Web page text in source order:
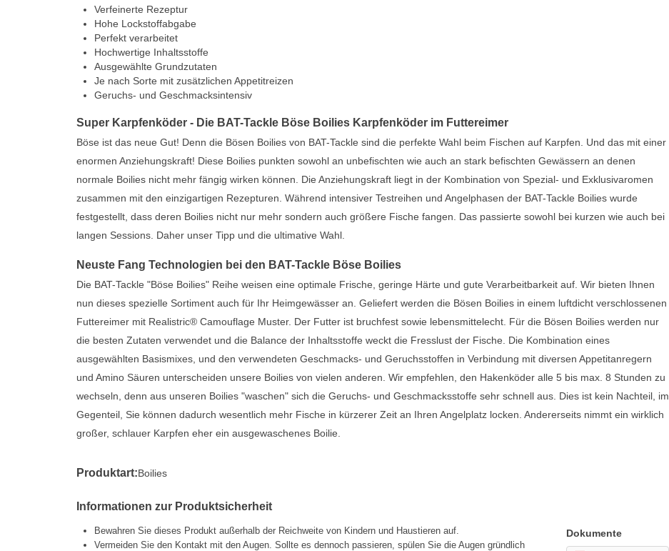
Verfeinerte Rezeptur
Hohe Lockstoffabgabe
Perfekt verarbeitet
Hochwertige Inhaltsstoffe
Ausgewählte Grundzutaten
Je nach Sorte mit zusätzlichen Appetitreizen
Geruchs- und Geschmacksintensiv
Super Karpfenköder - Die BAT-Tackle Böse Boilies Karpfenköder im Futtereimer
Böse ist das neue Gut! Denn die Bösen Boilies von BAT-Tackle sind die perfekte Wahl beim Fischen auf Karpfen. Und das mit einer
enormen Anziehungskraft! Diese Boilies punkten sowohl an unbefischten wie auch an stark befischten Gewässern an denen
normale Boilies nicht mehr fängig wirken können. Die Anziehungskraft liegt in der Kombination von Spezial- und Exklusivaromen
zusammen mit den einzigartigen Rezepturen. Während intensiver Testreihen und Angelphasen der BAT-Tackle Boilies wurde
festgestellt, dass deren Boilies nicht nur mehr sondern auch größere Fische fangen. Das passierte sowohl bei kurzen wie auch bei
langen Sessions. Daher unser Tipp und die ultimative Wahl.
Neuste Fang Technologien bei den BAT-Tackle Böse Boilies
Die BAT-Tackle "Böse Boilies" Reihe weisen eine optimale Frische, geringe Härte und gute Verarbeitbarkeit auf. Wir bieten Ihnen
nun dieses spezielle Sortiment auch für Ihr Heimgewässer an. Geliefert werden die Bösen Boilies in einem luftdicht verschlossenen
Futtereimer mit Realistric® Camouflage Muster. Der Futter ist bruchfest sowie lebensmittelecht. Für die Bösen Boilies werden nur
die besten Zutaten verwendet und die Balance der Inhaltsstoffe weckt die Fresslust der Fische. Die Kombination eines
ausgewählten Basismixes, und den verwendeten Geschmacks- und Geruchsstoffen in Verbindung mit diversen Appetitanregern
und Amino Säuren unterscheiden unsere Boilies von vielen anderen. Wir empfehlen, den Hakenköder alle 5 bis max. 8 Stunden zu
wechseln, denn aus unseren Boilies "waschen" sich die Geruchs- und Geschmacksstoffe sehr schnell aus. Dies ist kein Nachteil, im
Gegenteil, Sie können dadurch wesentlich mehr Fische in kürzerer Zeit an Ihren Angelplatz locken. Andererseits nimmt ein wirklich
großer, schlauer Karpfen eher ein ausgewaschenes Boilie.
Produktart:Boilies
Informationen zur Produktsicherheit
Bewahren Sie dieses Produkt außerhalb der Reichweite von Kindern und Haustieren auf.
Vermeiden Sie den Kontakt mit den Augen. Sollte es dennoch passieren, spülen Sie die Augen gründlich
Dokumente